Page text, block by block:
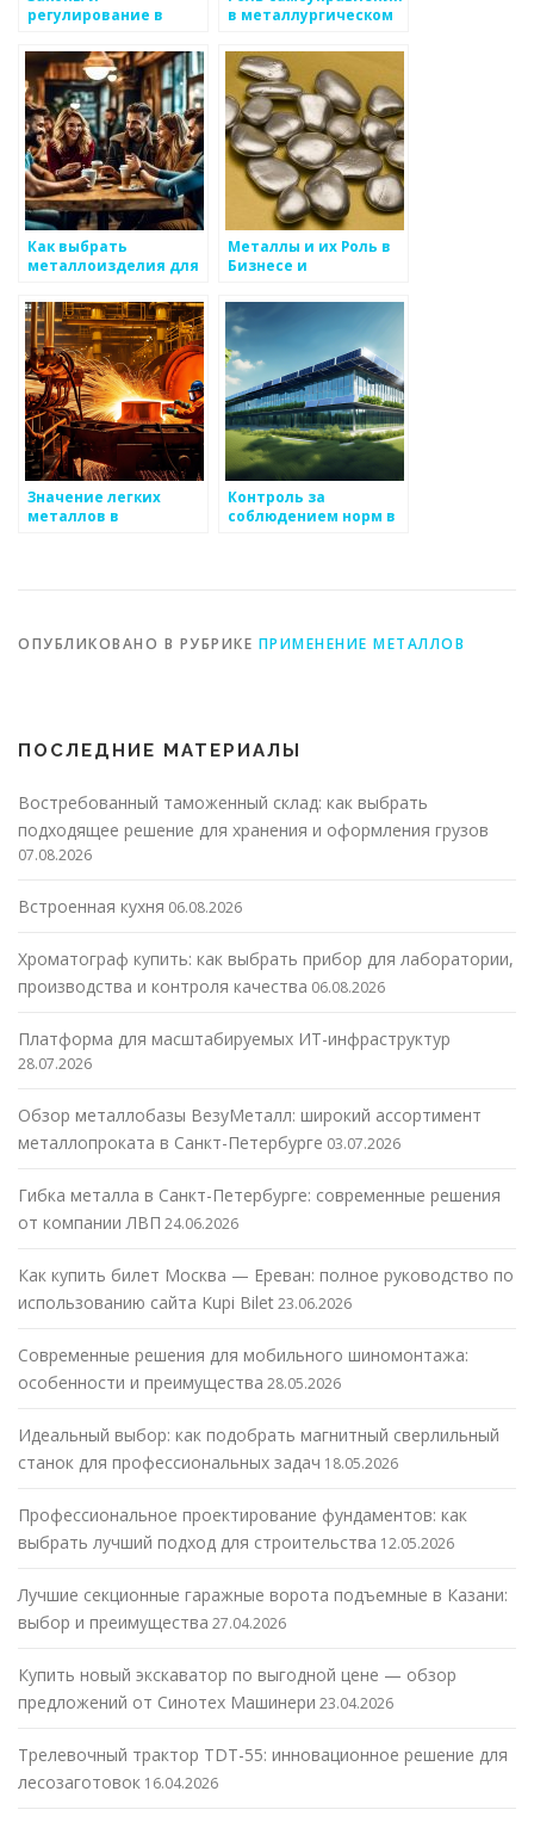
регулирование в
сфере
в металлургическом
Как выбрать
металлоизделия для
Металлы и их Роль в
Бизнесе и
Значение легких
металлов в
Контроль за
соблюдением норм в
ОПУБЛИКОВАНО В РУБРИКЕ ПРИМЕНЕНИЕ МЕТАЛЛОВ
ПОСЛЕДНИЕ МАТЕРИАЛЫ
Востребованный таможенный склад: как выбрать
подходящее решение для хранения и оформления грузов
07.08.2026
Встроенная кухня 06.08.2026
Хроматограф купить: как выбрать прибор для лаборатории,
производства и контроля качества 06.08.2026
Платформа для масштабируемых ИТ-инфраструктур
28.07.2026
Обзор металлобазы ВезуМеталл: широкий ассортимент
металлопроката в Санкт-Петербурге 03.07.2026
Гибка металла в Санкт-Петербурге: современные решения
от компании ЛВП 24.06.2026
Как купить билет Москва — Ереван: полное руководство по
использованию сайта Kupi Bilet23.06.2026
Современные решения для мобильного шиномонтажа:
особенности и преимущества 28.05.2026
Идеальный выбор: как подобрать магнитный сверлильный
станок для профессиональных задач 18.05.2026
Профессиональное проектирование фундаментов: как
выбрать лучший подход для строительства 12.05.2026
Лучшие секционные гаражные ворота подъемные в Казани:
выбор и преимущества 27.04.2026
Купить новый экскаватор по выгодной цене — обзор
предложений от Синотех Машинери 23.04.2026
Трелевочный трактор TDT-55: инновационное решение для
лесозаготовок 16.04.2026